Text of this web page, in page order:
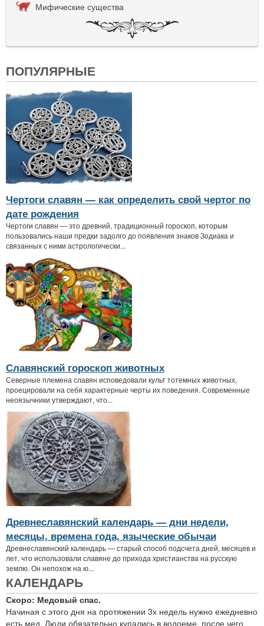
Мифические существа
ПОПУЛЯРНЫЕ
Чертоги славян — как определить свой чертог по
дате рождения
Чертоги славян — это древний, традиционный гороскоп, которым
пользовались наши предки задолго до появления знаков Зодиака и
связанных с ними астрологически...
Славянский гороскоп животных
Северные племена славян исповедовали культ тотемных животных,
проецировали на себя характерные черты их поведения. Современные
неоязычники утверждают, что...
Древнеславянский календарь — дни недели,
месяцы, времена года, языческие обычаи
Древнеславянский календарь — старый способ подсчета дней, месяцев и
лет, что использовали славяне до прихода христианства на русскую
землю. Он непохож на ю...
КАЛЕНДАРЬ
Скоро: Медовый спас.
Начиная с этого дня на протяжении 3х недель нужно ежедневно
есть мед. Люди обязательно купались в водоеме, после чего